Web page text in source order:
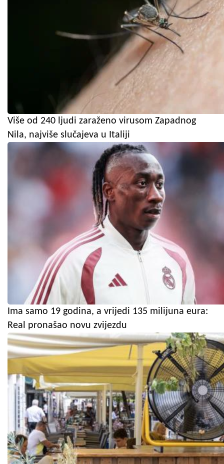
Više od 240 ljudi zaraženo virusom Zapadnog
Nila, najviše slučajeva u Italiji
Ima samo 19 godina, a vrijedi 135 milijuna eura:
Real pronašao novu zvijezdu